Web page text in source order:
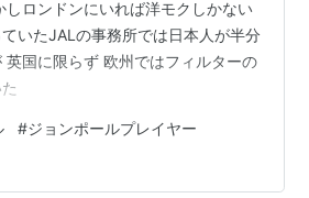
しロンドンにいれば洋モクしかない
いたJALの事務所では日本人が半分
英国に限らず 欧州ではフィルターの
#ジョンポールプレイヤー